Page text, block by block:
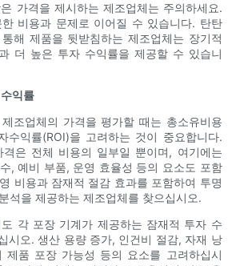
가격을 제시하는 제조업체는 주의하세요.
비용과 문제로 이어질 수 있습니다. 탄탄
해 제품을 뒷받침하는 제조업체는 장기적
더 높은 투자 수익률을 제공할 수 있습니
익률
조업체의 가격을 평가할 때는 총소유비용
수익률(ROI)을 고려하는 것이 중요합니다.
은 전체 비용의 일부일 뿐이며, 여기에는
, 예비 부품, 운영 효율성 등의 요소도 포함
비용과 잠재적 절감 효과를 포함하여 투명
석을 제공하는 제조업체를 찾으십시오.
각 포장 기계가 제공하는 잠재적 투자 수
시오. 생산 용량 증가, 인건비 절감, 자재 낭
제품 포장 가능성 등의 요소를 고려하십시